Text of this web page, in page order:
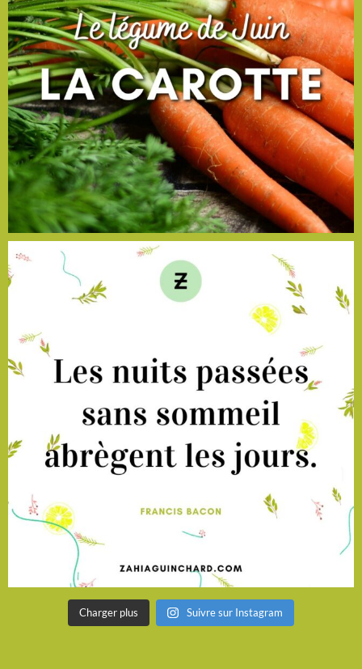
Charger plus Suivre sur Instagram